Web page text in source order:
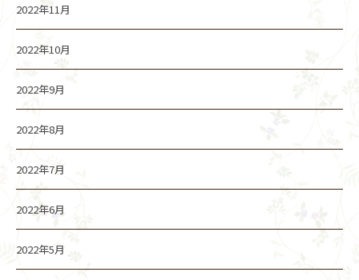
2022年11月
2022年10月
2022年9月
2022年8月
2022年7月
2022年6月
2022年5月